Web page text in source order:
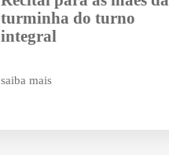
turminha do turno
integral
saiba mais